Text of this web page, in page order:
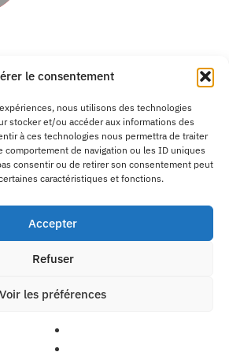
le consentement
nous utilisons des technologies
stocker et/ou accéder aux informations des
à ces technologies nous permettra de traiter
comportement de navigation ou les ID uniques
consentir ou de retirer son consentement peut
caractéristiques et fonctions.
Accepter
Refuser
Voir les préférences